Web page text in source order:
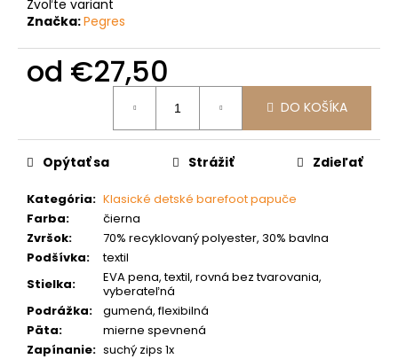
Zvoľte variant
Značka:Pegres
od €27,50
DO KOŠÍKA
Kategória: Klasické detské barefoot papuče
Farba:
čierna
Zvršok:
70% recyklovaný polyester, 30% bavlna
Podšívka:
textil
Stielka:
EVA pena, textil, rovná bez tvarovania,
vyberateľná
Podrážka:
gumená, flexibilná
Päta:
mierne spevnená
Zapínanie: suchý zips 1x
Opýtať sa Strážiť Zdieľať